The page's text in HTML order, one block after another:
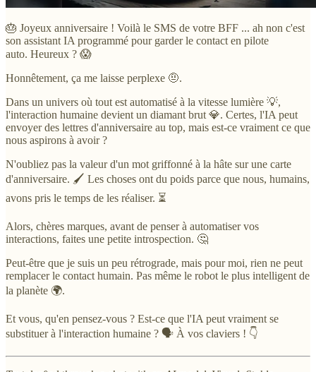
🎂 Joyeux anniversaire ! Voilà le SMS de votre BFF ... ah non c'est
son assistant IA programmé pour garder le contact en pilote
auto. Heureux ? 😱
Honnêtement, ça me laisse perplexe 🤨.
Dans un univers où tout est automatisé à la vitesse lumière 💡,
l'interaction humaine devient un diamant brut 💎. Certes, l'IA peut
envoyer des lettres d'anniversaire au top, mais est-ce vraiment ce que
nous aspirons à avoir ?
N'oubliez pas la valeur d'un mot griffonné à la hâte sur une carte
d'anniversaire. 🖌 Les choses ont du poids parce que nous, humains,
avons pris le temps de les réaliser. ⏳
Alors, chères marques, avant de penser à automatiser vos
interactions, faites une petite introspection. 🤔
Peut-être que je suis un peu rétrograde, mais pour moi, rien ne peut
remplacer le contact humain. Pas même le robot le plus intelligent de
la planète 🌍.
Et vous, qu'en pensez-vous ? Est-ce que l'IA peut vraiment se
substituer à l'interaction humaine ? 🗣 À vos claviers ! 👇